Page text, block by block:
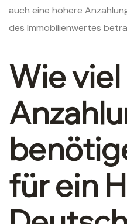
auch eine höhere
des Immobilienwertes
Wie viel
für ein